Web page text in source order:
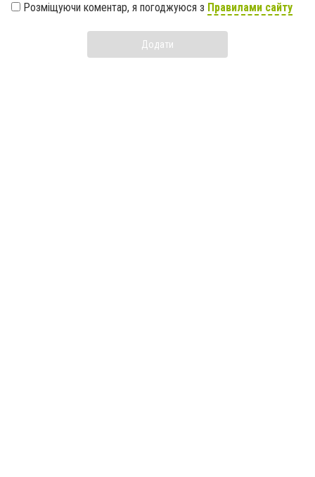
Розміщуючи коментар, я погоджуюся з Правилами сайту
Додати